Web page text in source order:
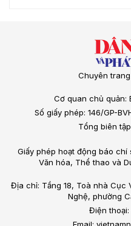
Chuyên
Cơ quan chủ quản:
Số giấy phép: 146/GP-
Tổng biên
Giấy phép hoạt động báo chí
Văn hóa, Thể thao và
Địa chỉ: Tầng 18, Toà nhà Cục
Nghệ, phường
Điện thoại: